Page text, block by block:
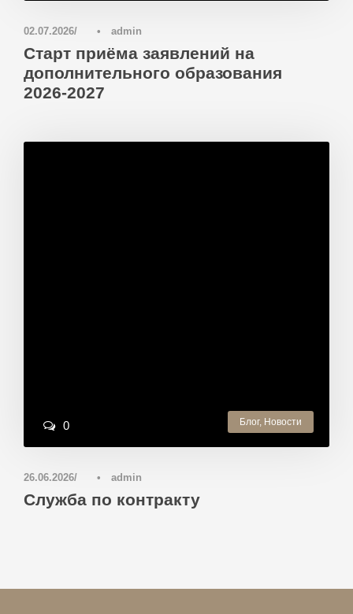
02.07.2026 • admin
Старт приёма заявлений на
дополнительного образования
2026-2027
Блог, Новости
0
26.06.2026 • admin
Служба по контракту